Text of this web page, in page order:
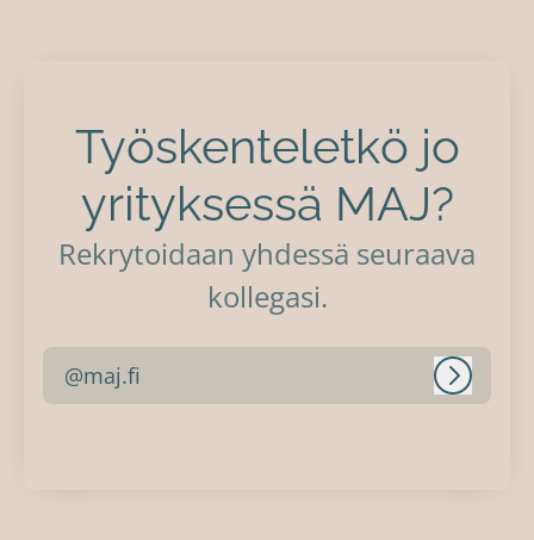
Työskenteletkö jo
yrityksessä MAJ?
Rekrytoidaan yhdessä seuraava
kollegasi.
@maj.fi